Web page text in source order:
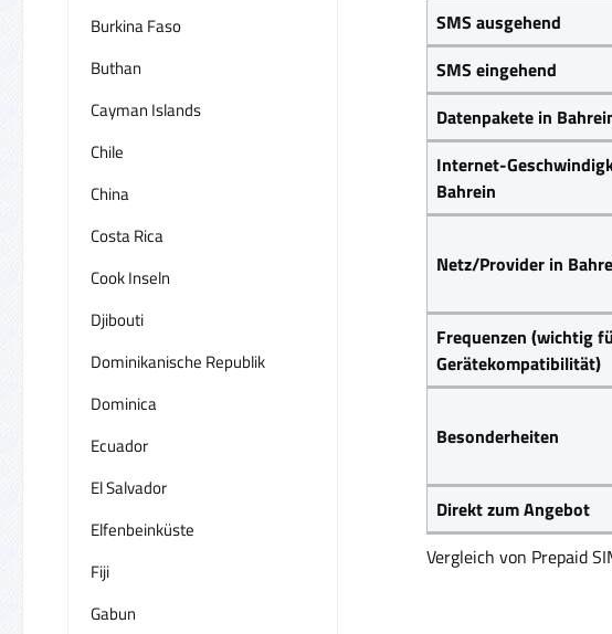
Burkina Faso
Buthan
Cayman Islands
Chile
China
Costa Rica
Cook Inseln
Djibouti
Dominikanische Republik
Dominica
Ecuador
El Salvador
Elfenbeinküste
Fiji
Gabun
Vergleich von Prepaid
SMS ausgehend
SMS eingehend
Datenpakete in
Internet-
Bahrein
Netz/Provider in
Frequenzen (wichtig
Gerätekompatibilität)
Besonderheiten
Direkt zum Angebot